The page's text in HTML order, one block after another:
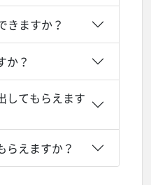
きますか？
か？
してもらえます
らえますか？